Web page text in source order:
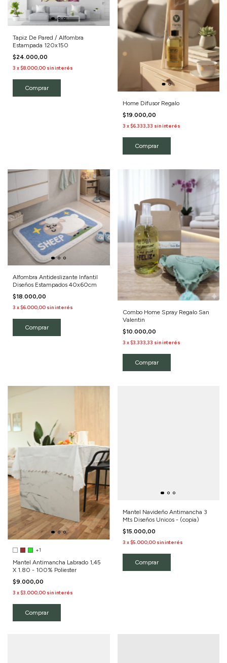
Tapiz De Pared / Alfombra
Estampada 120x150
$24.000,00
3 x$8.000,00 sin interés
Comprar
Home Difusor Regalo
$19.000,00
3 x$6.333,33 sin interés
Alfombra Antideslizante Infantil
Diseños Estampados 40x60cm
$18.000,00
3 x$6.000,00 sin interés
Comprar
Combo Home Spray Regalo San
Valentin
$10.000,00
3 x$3.333,33 sin interés
+1
Mantel Antimancha Labrado 1,45
X 1.80 - 100% Poliester
$9.000,00
3 x$3.000,00 sin interés
Comprar
Mantel Navideño Antimancha 3
Mts Diseños Unicos - (copia)
$15.000,00
3 x$5.000,00 sin interés
Comprar